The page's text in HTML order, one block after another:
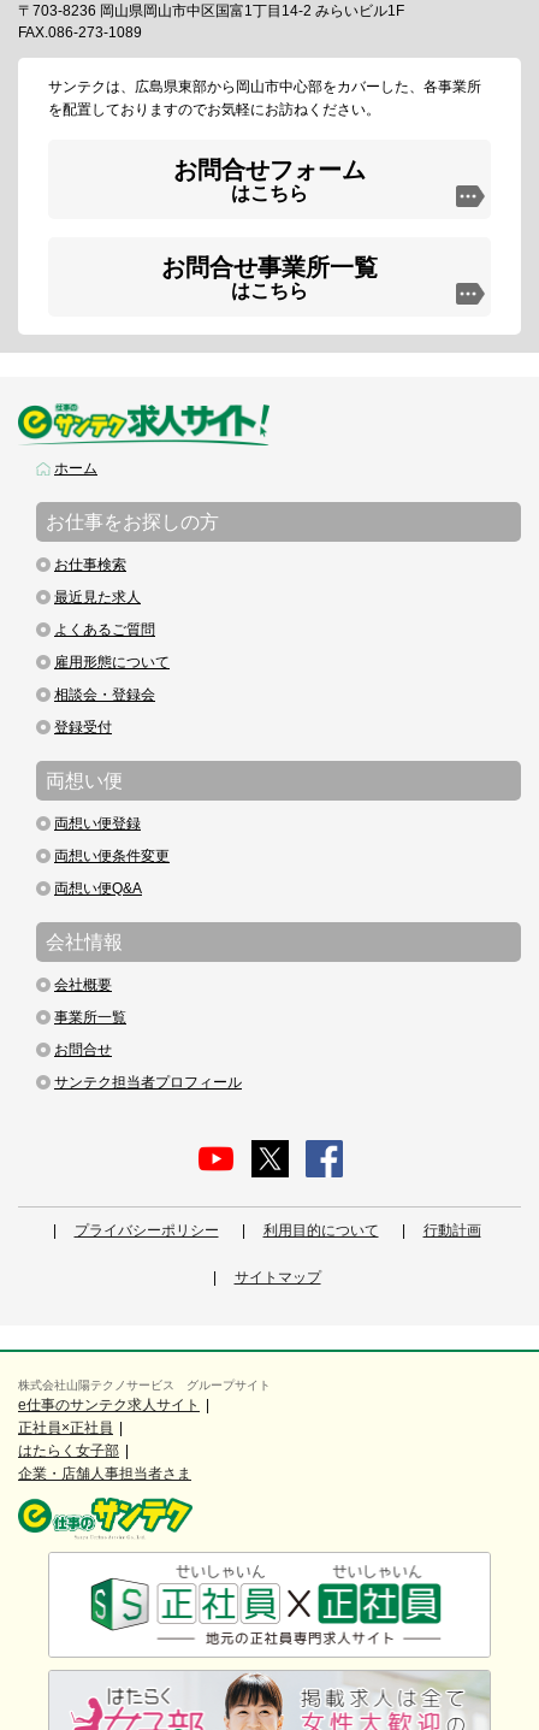
〒703-8236 岡山県岡山市中区国富1丁目14-2 みらいビル1F
FAX.086-273-1089
サンテクは、広島県東部から岡山市中心部をカバーした、各事業所
を配置しておりますのでお気軽にお訪ねください。
お問合せフォーム
はこちら
お問合せ事業所一覧
はこちら
ホーム
お仕事をお探しの方
お仕事検索
最近見た求人
よくあるご質問
雇用形態について
相談会・登録会
登録受付
両想い便
両想い便登録
両想い便条件変更
両想い便Q&A
会社情報
会社概要
事業所一覧
お問合せ
サンテク担当者プロフィール
プライバシーポリシー 利用目的について 行動計画
サイトマップ
株式会社山陽テクノサービス グループサイト
e仕事のサンテク求人サイト
正社員×正社員
はたらく女子部
企業・店舗人事担当者さま